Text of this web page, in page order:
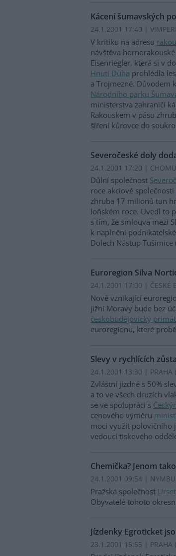
Kácení šumavských
24.1.2001 17:40 |
V kritiku na adresu
návštěva
Eisenriegler, která si v
Hnutí Duha prohlédla
a Trojmezné. Důvodem
Národního parku
ministerstva zahraničí
Rakouskem v pásu
šíření kůrovce do
Severočeské doly
24.1.2001 17:20 |
Důlní společnost
roce akciové společnosti
zhruba 17 milionů tun
loňském roce. Uvedl to
s tím, že smlouva mezi
k naplnění
Dolech Nástup Tušimice
Euroregion Silva
24.1.2001 17:00 | ČESKÉ
Nově vznikající
jižní Moravy bude bez
českobudějovický
euroregionu, které
Slevy v rychlících
24.1.2001 13:30 | PRAHA (
Zvláštní jízdné s 50%
a to ve všech druzích
se ve spolupráci s
cenového výměru
moci využít polovičního
vedoucí tiskového
Chemička? Jenom
24.1.2001 09:54 |
Pražská společnost
Obyvatelé tohoto
Jízdenky Egroticket
23.1.2001 15:55 | PRAHA (